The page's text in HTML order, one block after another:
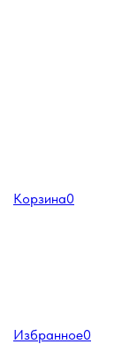
Корзина0
Избранное0